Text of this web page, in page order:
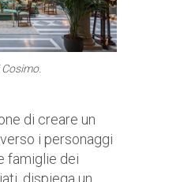
di creare un
i personaggi
famiglie dei